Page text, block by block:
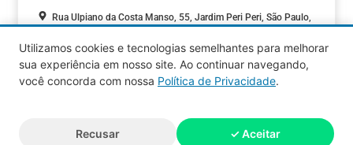
Rua Ulpiano da Costa Manso, 55, Jardim Peri Peri, São Paulo,
AUTOMOTIVOS Aberto agora:
reservados.
Utilizamos cookies e tecnologias semelhantes para melhorar
sua experiência em nosso site. Ao continuar navegando,
você concorda com nossa Política de Privacidade.
Recusar ✓ Aceitar